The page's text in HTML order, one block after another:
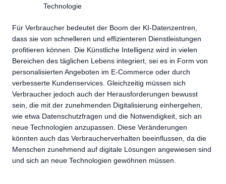
Technologie
Für Verbraucher bedeutet der Boom der KI-Datenzentren,
dass sie von schnelleren und effizienteren Dienstleistungen
profitieren können. Die Künstliche Intelligenz wird in vielen
Bereichen des täglichen Lebens integriert, sei es in Form von
personalisierten Angeboten im E-Commerce oder durch
verbesserte Kundenservices. Gleichzeitig müssen sich
Verbraucher jedoch auch der Herausforderungen bewusst
sein, die mit der zunehmenden Digitalisierung einhergehen,
wie etwa Datenschutzfragen und die Notwendigkeit, sich an
neue Technologien anzupassen. Diese Veränderungen
könnten auch das Verbraucherverhalten beeinflussen, da die
Menschen zunehmend auf digitale Lösungen angewiesen sind
und sich an neue Technologien gewöhnen müssen.